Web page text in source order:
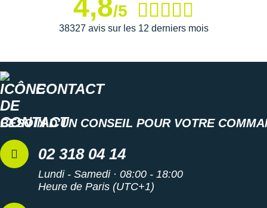
4,8/5
38327 avis sur les 12 derniers mois
CONTACT
BESOIN D'UN CONSEIL POUR VOTRE
02 318 04 14
Lundi - Samedi · 08:00 - 18:00
Heure de Paris (UTC+1)